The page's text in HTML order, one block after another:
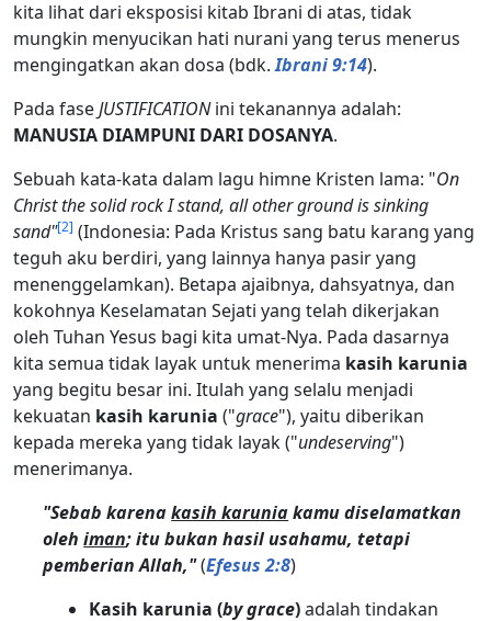
kita lihat dari eksposisi kitab Ibrani di atas, tidak
mungkin menyucikan hati nurani yang terus menerus
mengingatkan akan dosa (bdk.Ibrani 9:14).
Pada faseJUSTIFICATIONini tekanannya adalah:
MANUSIA DIAMPUNI DARI DOSANYA.
Sebuah kata-kata dalam lagu himne Kristen lama: "On
Christ the solid rock I stand, all other ground is sinking
sand"[2] (Indonesia: Pada Kristus sang batu karang yang
teguh aku berdiri, yang lainnya hanya pasir yang
menenggelamkan). Betapa ajaibnya, dahsyatnya, dan
kokohnya Keselamatan Sejati yang telah dikerjakan
oleh Tuhan Yesus bagi kita umat-Nya. Pada dasarnya
kita semua tidak layak untuk menerima kasih karunia
yang begitu besar ini. Itulah yang selalu menjadi
kekuatan kasih karunia ("grace"), yaitu diberikan
kepada mereka yang tidak layak ("undeserving")
menerimanya.
"Sebab karenakasih karuniakamu diselamatkan
olehiman; itu bukan hasil usahamu, tetapi
pemberian Allah,"(Efesus 2:8)
Kasih karunia (by grace)adalah tindakan